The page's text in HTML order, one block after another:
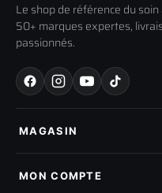
Le shop de référence du
50+ marques expertes,
passionnés.
MAGASIN
Nos marques
MON COMPTE